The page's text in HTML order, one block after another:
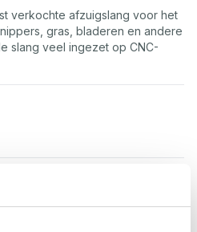
verkochte afzuigslang voor het
gras, bladeren en andere
slang veel ingezet op CNC-